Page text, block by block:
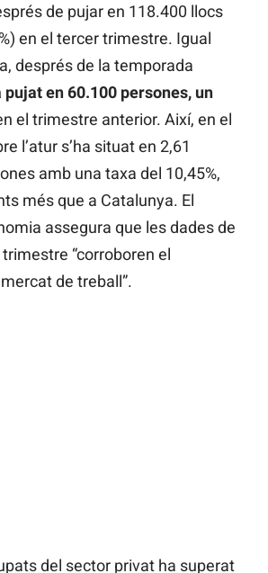
de pujar en 118.400 llocs
en el tercer trimestre. Igual
després de la temporada
pujat en 60.100 persones, un
el trimestre anterior. Així, en el
l’atur s’ha situat en 2,61
amb una taxa del 10,45%,
més que a Catalunya. El
assegura que les dades de
trimestre “corroboren el
de treball”.
del sector privat ha superat